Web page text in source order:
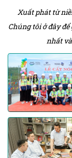
Xuất phát từ
Chúng tôi ở đây
nhất